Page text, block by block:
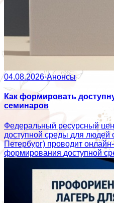
04.08.2026·Анонсы
Как формировать
семинаров
Федеральный ресурсный
доступной среды для людей
Петербург) проводит
формирования доступной